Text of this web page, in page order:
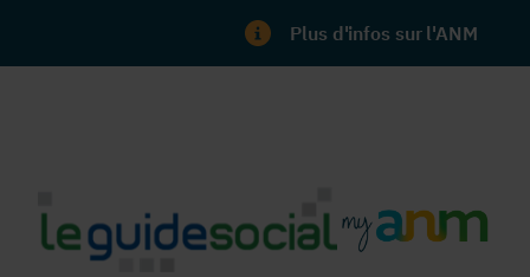
Plus d'infos sur l'ANM